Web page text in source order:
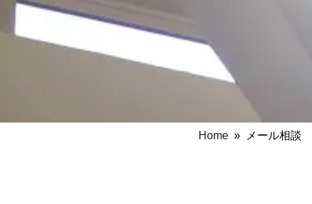
Home » メール相談